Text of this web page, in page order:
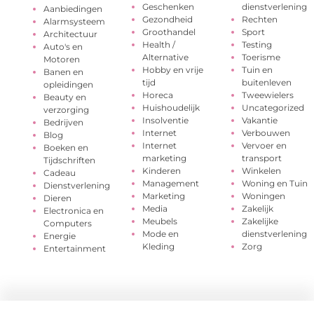
Aanbiedingen
Alarmsysteem
Architectuur
Auto's en
Motoren
Banen en
opleidingen
Beauty en
verzorging
Bedrijven
Blog
Boeken en
Tijdschriften
Cadeau
Dienstverlening
Dieren
Electronica en
Computers
Energie
Entertainment
Geschenken
Gezondheid
Groothandel
Health /
Alternative
Hobby en vrije
tijd
Horeca
Huishoudelijk
Insolventie
Internet
Internet
marketing
Kinderen
Management
Marketing
Media
Meubels
Mode en
Kleding
dienstverlening
Rechten
Sport
Testing
Toerisme
Tuin en
buitenleven
Tweewielers
Uncategorized
Vakantie
Verbouwen
Vervoer en
transport
Winkelen
Woning en Tuin
Woningen
Zakelijk
Zakelijke
dienstverlening
Zorg